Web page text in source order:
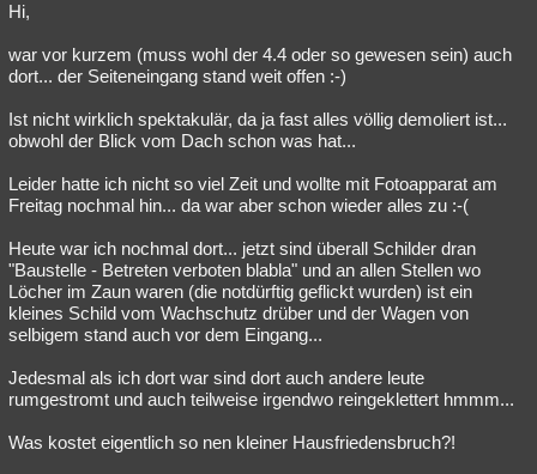
Hi,
war vor kurzem (muss wohl der 4.4 oder so gewesen sein) auch
dort... der Seiteneingang stand weit offen :-)
Ist nicht wirklich spektakulär, da ja fast alles völlig demoliert ist...
obwohl der Blick vom Dach schon was hat...
Leider hatte ich nicht so viel Zeit und wollte mit Fotoapparat am
Freitag nochmal hin... da war aber schon wieder alles zu :-(
Heute war ich nochmal dort... jetzt sind überall Schilder dran
"Baustelle - Betreten verboten blabla" und an allen Stellen wo
Löcher im Zaun waren (die notdürftig geflickt wurden) ist ein
kleines Schild vom Wachschutz drüber und der Wagen von
selbigem stand auch vor dem Eingang...
Jedesmal als ich dort war sind dort auch andere leute
rumgestromt und auch teilweise irgendwo reingeklettert hmmm...
Was kostet eigentlich so nen kleiner Hausfriedensbruch?!